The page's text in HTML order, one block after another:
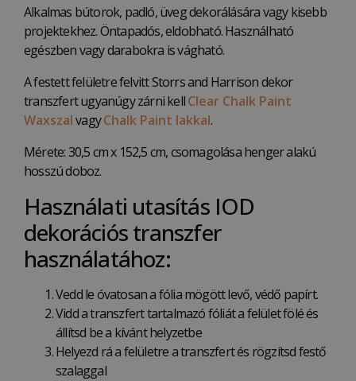
Alkalmas bútorok, padló, üveg dekorálására vagy kisebb
projektekhez. Öntapadós, eldobható. Használható
egészben vagy darabokra is vágható.
A festett felületre felvitt Storrs and Harrison dekor
transzfert ugyanúgy zárni kellClear Chalk Paint
WaxszalvagyChalk Paint lakkal.
Mérete: 30,5 cm x 152,5 cm, csomagolása henger alakú
hosszú doboz.
Használati utasítás IOD
dekorációs transzfer
használatához:
Vedd le óvatosan a fólia mögött levő, védő papírt.
Vidd a transzfert tartalmazó fóliát a felület fölé és
állítsd be a kívánt helyzetbe
Helyezd rá a felületre a transzfert és rögzítsd festő
szalaggal